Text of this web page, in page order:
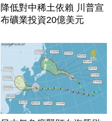
降低對中稀土依賴 川普宣
布礦業投資20億美元